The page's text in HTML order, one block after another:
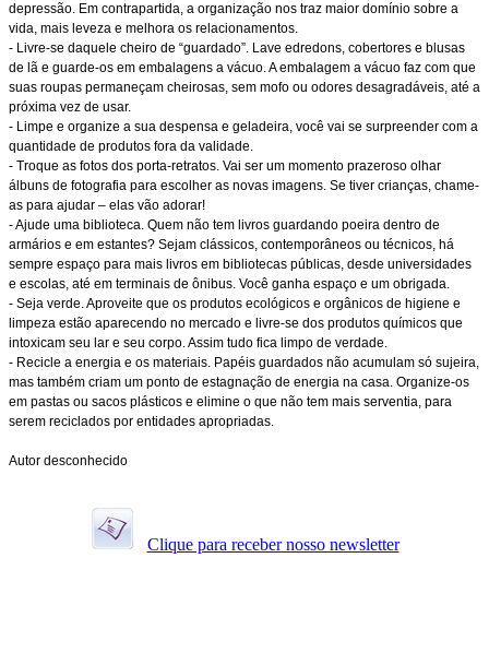
depressão. Em contrapartida, a organização nos traz maior domínio sobre a
vida, mais leveza e melhora os relacionamentos.
- Livre-se daquele cheiro de “guardado”. Lave edredons, cobertores e blusas
de lã e guarde-os em embalagens a vácuo. A embalagem a vácuo faz com que
suas roupas permaneçam cheirosas, sem mofo ou odores desagradáveis, até a
próxima vez de usar.
- Limpe e organize a sua despensa e geladeira, você vai se surpreender com a
quantidade de produtos fora da validade.
- Troque as fotos dos porta-retratos. Vai ser um momento prazeroso olhar
álbuns de fotografia para escolher as novas imagens. Se tiver crianças, chame-
as para ajudar – elas vão adorar!
- Ajude uma biblioteca. Quem não tem livros guardando poeira dentro de
armários e em estantes? Sejam clássicos, contemporâneos ou técnicos, há
sempre espaço para mais livros em bibliotecas públicas, desde universidades
e escolas, até em terminais de ônibus. Você ganha espaço e um obrigada.
- Seja verde. Aproveite que os produtos ecológicos e orgânicos de higiene e
limpeza estão aparecendo no mercado e livre-se dos produtos químicos que
intoxicam seu lar e seu corpo. Assim tudo fica limpo de verdade.
- Recicle a energia e os materiais. Papéis guardados não acumulam só sujeira,
mas também criam um ponto de estagnação de energia na casa. Organize-os
em pastas ou sacos plásticos e elimine o que não tem mais serventia, para
serem reciclados por entidades apropriadas.
Autor desconhecido
Clique para receber nosso newsletter